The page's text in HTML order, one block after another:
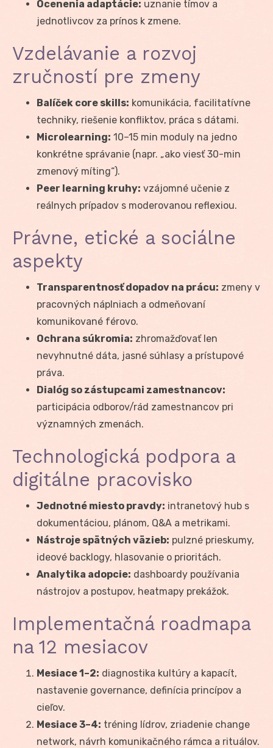
Ocenenia adaptácie: uznanie tímov a
jednotlivcov za prínos k zmene.
Vzdelávanie a rozvoj
zručností pre zmeny
Balíček core skills: komunikácia, facilitatívne
techniky, riešenie konfliktov, práca s dátami.
Microlearning: 10–15 min moduly na jedno
konkrétne správanie (napr. „ako viesť 30-min
zmenový míting“).
Peer learning kruhy: vzájomné učenie z
reálnych prípadov s moderovanou reflexiou.
Právne, etické a sociálne
aspekty
Transparentnosť dopadov na prácu: zmeny v
pracovných náplniach a odmeňovaní
komunikované férovo.
Ochrana súkromia: zhromažďovať len
nevyhnutné dáta, jasné súhlasy a prístupové
práva.
Dialóg so zástupcami zamestnancov:
participácia odborov/rád zamestnancov pri
významných zmenách.
Technologická podpora a
digitálne pracovisko
Jednotné miesto pravdy: intranetový hub s
dokumentáciou, plánom, Q&A a metrikami.
Nástroje spätných väzieb: pulzné prieskumy,
ideové backlogy, hlasovanie o prioritách.
Analytika adopcie: dashboardy používania
nástrojov a postupov, heatmapy prekážok.
Implementačná roadmapa
na 12 mesiacov
Mesiace 1–2: diagnostika kultúry a kapacít,
nastavenie governance, definícia princípov a
cieľov.
Mesiace 3–4: tréning lídrov, zriadenie change
network, návrh komunikačného rámca a rituálov.